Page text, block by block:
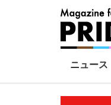
ニュース